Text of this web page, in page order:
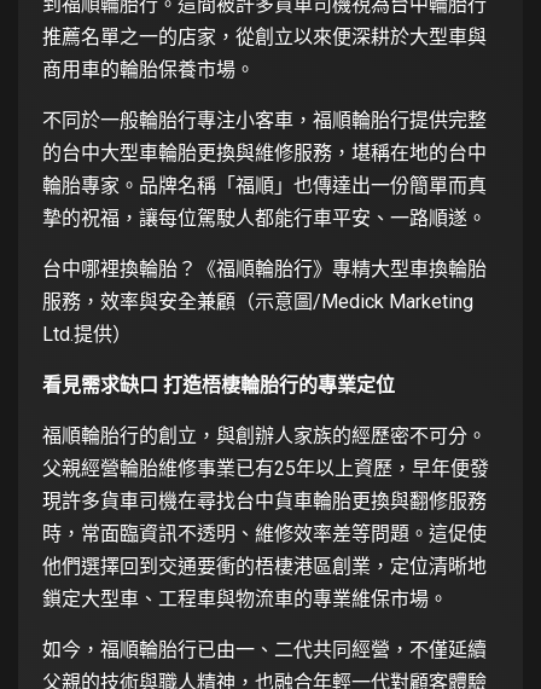
推薦名單之一的店家，從創立以來便深耕於大型車與
商用車的輪胎保養市場。
不同於一般輪胎行專注小客車，福順輪胎行提供完整
的台中大型車輪胎更換與維修服務，堪稱在地的台中
輪胎專家。品牌名稱「福順」也傳達出一份簡單而真
摯的祝福，讓每位駕駛人都能行車平安、一路順遂。
台中哪裡換輪胎？《福順輪胎行》專精大型車換輪胎
服務，效率與安全兼顧（示意圖/Medick Marketing
Ltd.提供）
看見需求缺口 打造梧棲輪胎行的專業定位
福順輪胎行的創立，與創辦人家族的經歷密不可分。
父親經營輪胎維修事業已有25年以上資歷，早年便發
現許多貨車司機在尋找台中貨車輪胎更換與翻修服務
時，常面臨資訊不透明、維修效率差等問題。這促使
他們選擇回到交通要衝的梧棲港區創業，定位清晰地
鎖定大型車、工程車與物流車的專業維保市場。
如今，福順輪胎行已由一、二代共同經營，不僅延續
父親的技術與職人精神，也融合年輕一代對顧客體驗